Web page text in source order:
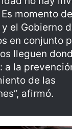
momento
el Gobierno
en conjunto
lleguen
a la
de las
afirmó.